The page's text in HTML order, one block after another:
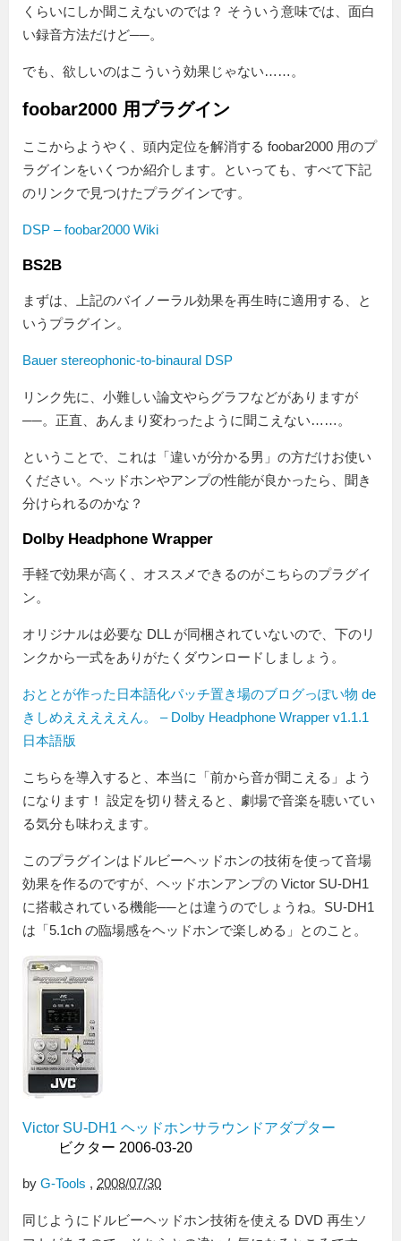
くらいにしか聞こえないのでは？ そういう意味では、面白
い録音方法だけど──。
でも、欲しいのはこういう効果じゃない……。
foobar2000 用プラグイン
ここからようやく、頭内定位を解消する foobar2000 用のプ
ラグインをいくつか紹介します。といっても、すべて下記
のリンクで見つけたプラグインです。
DSP – foobar2000 Wiki
BS2B
まずは、上記のバイノーラル効果を再生時に適用する、と
いうプラグイン。
Bauer stereophonic-to-binaural DSP
リンク先に、小難しい論文やらグラフなどがありますが
──。正直、あんまり変わったように聞こえない……。
ということで、これは「違いが分かる男」の方だけお使い
ください。ヘッドホンやアンプの性能が良かったら、聞き
分けられるのかな？
Dolby Headphone Wrapper
手軽で効果が高く、オススメできるのがこちらのプラグイ
ン。
オリジナルは必要な DLL が同梱されていないので、下のリ
ンクから一式をありがたくダウンロードしましょう。
おととが作った日本語化パッチ置き場のブログっぽい物 de
きしめえええええん。 – Dolby Headphone Wrapper v1.1.1
日本語版
こちらを導入すると、本当に「前から音が聞こえる」よう
になります！ 設定を切り替えると、劇場で音楽を聴いてい
る気分も味わえます。
このプラグインはドルビーヘッドホンの技術を使って音場
効果を作るのですが、ヘッドホンアンプの Victor SU-DH1
に搭載されている機能──とは違うのでしょうね。SU-DH1
は「5.1ch の臨場感をヘッドホンで楽しめる」とのこと。
Victor SU-DH1 ヘッドホンサラウンドアダプター
ビクター 2006-03-20
by G-Tools , 2008/07/30
同じようにドルビーヘッドホン技術を使える DVD 再生ソ